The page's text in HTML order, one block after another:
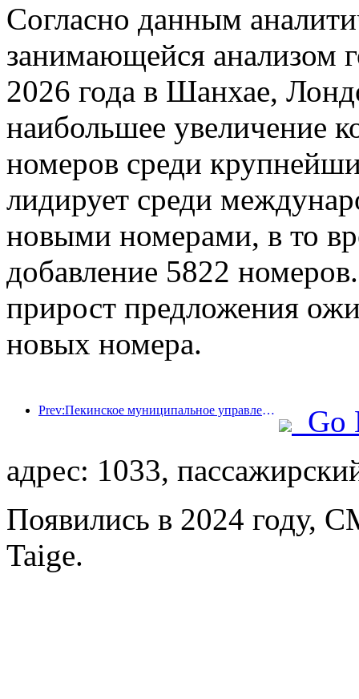
Согласно данным
занимающейся анализом
2026 года в Шанхае,
наибольшее увеличение
номеров среди
лидирует среди
новыми номерами, в то
добавление 5822
прирост предложения
новых номера.
Prev:Пекинское муниципальное управление культуры и туризма: В 2025 году Пекин принял 5,48 миллиона иностранных туристов, что на 39% больше, чем годом ранее.
Go
адрес: 1033,
Появились в 2024 году,
Taige.